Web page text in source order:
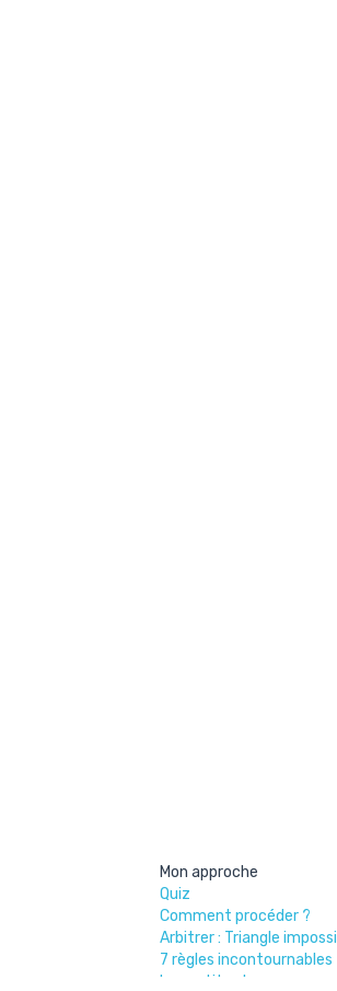
Mon approche
Quiz
Comment procéder ?
Arbitrer : Triangle
7 règles incontournables
Les petits plus